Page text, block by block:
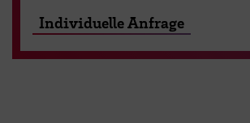
Individuelle Anfrage